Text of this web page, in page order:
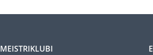
MEISTRIKLUBI